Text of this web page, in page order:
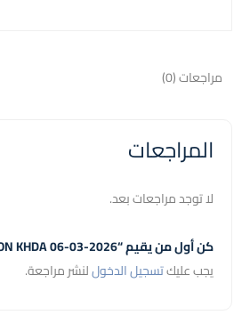
مراجعات (0)
المراجعات
لا توجد مراجعات بعد.
كن أول من يقيم “TV PRESENTATION KHDA 06-03-2026”
يجب عليكتسجيل الدخوللنشر مراجعة.